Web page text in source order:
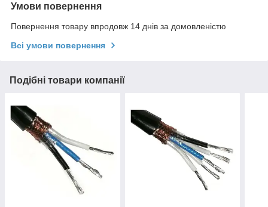
Умови повернення
Повернення товару впродовж 14 днів за домовленістю
Всі умови повернення
Подібні товари компанії